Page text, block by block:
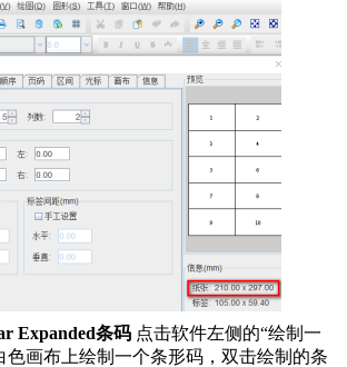
Expanded条码 点击软件左侧的“绘制一
色画布上绘制一个条形码，双击绘制的条